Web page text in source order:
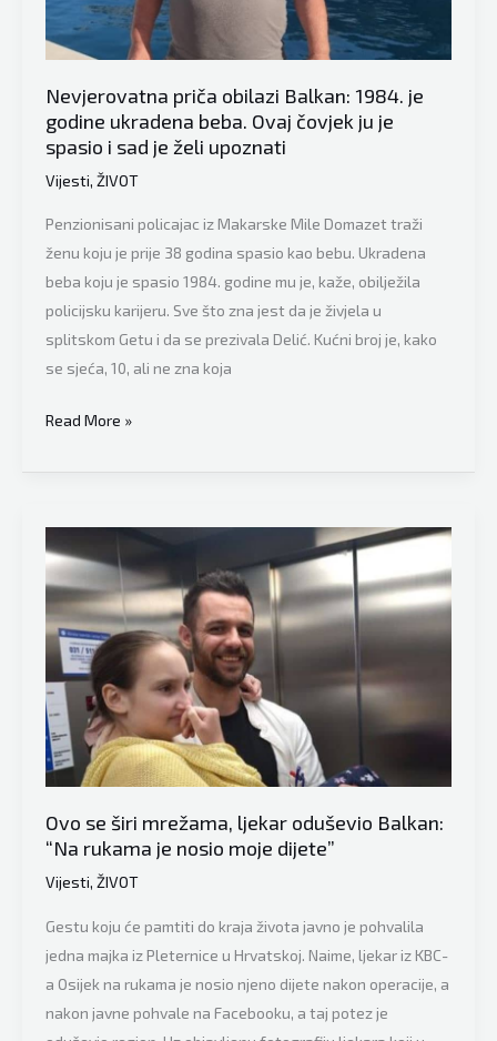
spasio
bebu
zaključanog
auta
Sloveniji
Nevjerovatna priča obilazi Balkan: 1984. je
godine ukradena beba. Ovaj čovjek ju je
spasio i sad je želi upoznati
Vijesti, ŽIVOT
Penzionisani policajac iz Makarske Mile Domazet traži
ženu koju je prije 38 godina spasio kao bebu. Ukradena
beba koju je spasio 1984. godine mu je, kaže, obilježila
policijsku karijeru. Sve što zna jest da je živjela u
splitskom Getu i da se prezivala Delić. Kućni broj je, kako
se sjeća, 10, ali ne zna koja
Nevjerovatna
obilazi
je
godine
ukradena
beba.
Ovaj
čovjek
ju
je
i
sad
je
Read More »
Ovo se širi mrežama, ljekar oduševio Balkan:
“Na rukama je nosio moje dijete”
Vijesti, ŽIVOT
Gestu koju će pamtiti do kraja života javno je pohvalila
jedna majka iz Pleternice u Hrvatskoj. Naime, ljekar iz KBC-
a Osijek na rukama je nosio njeno dijete nakon operacije, a
nakon javne pohvale na Facebooku, a taj potez je